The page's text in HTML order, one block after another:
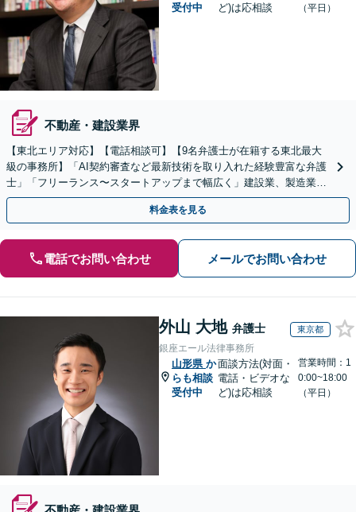
受付中
ど)は応相談
（平日）
不動産・建設業界
【東北エリア対応】【電話相談可】【9名弁護士が在籍する東北最大
級の事務所】「AI契約審査など最新技術を取り入れた経験豊富な弁護
士」「フリーランス〜スタートアップまで幅広く」建設業、製造業、
不動産業、飲食業、IT業、介護・福祉など
料金表を見る
電話でお問い合わせ メールでお問い合わせ
外山 大地 弁護士 東京都
銀座エール法律事務所
山形県 か
らも相談
受付中
面談方法(対面・
電話・ビデオな
ど)は応相談
営業時間：1
0:00~18:00
（平日）